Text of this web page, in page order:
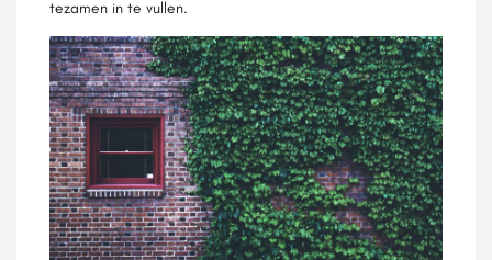
tezamen in te vullen.